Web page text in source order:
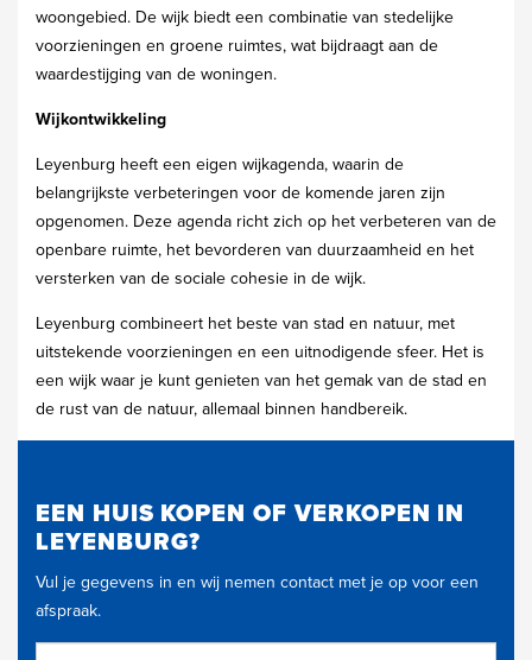
woongebied. De wijk biedt een combinatie van stedelijke
voorzieningen en groene ruimtes, wat bijdraagt aan de
waardestijging van de woningen.
Wijkontwikkeling
Leyenburg heeft een eigen wijkagenda, waarin de
belangrijkste verbeteringen voor de komende jaren zijn
opgenomen. Deze agenda richt zich op het verbeteren van de
openbare ruimte, het bevorderen van duurzaamheid en het
versterken van de sociale cohesie in de wijk.
Leyenburg combineert het beste van stad en natuur, met
uitstekende voorzieningen en een uitnodigende sfeer. Het is
een wijk waar je kunt genieten van het gemak van de stad en
de rust van de natuur, allemaal binnen handbereik.
EEN HUIS KOPEN OF VERKOPEN IN
LEYENBURG?
Vul je gegevens in en wij nemen contact met je op voor een
afspraak.